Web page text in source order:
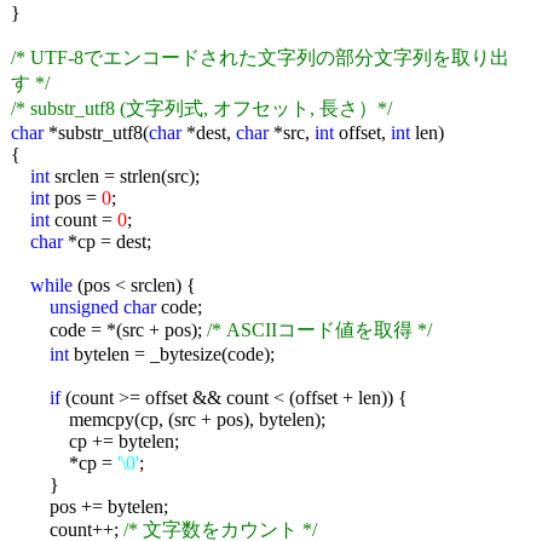
}
/* UTF-8でエンコードされた文字列の部分文字列を取り出
す */
/* substr_utf8 (文字列式, オフセット, 長さ）*/
char*substr_utf8(char*dest, char*src, intoffset, intlen)
{
intsrclen = strlen(src);
intpos = 0;
intcount = 0;
char*cp = dest;
while(pos < srclen) {
unsigned charcode;
code = *(src + pos); /* ASCIIコード値を取得 */
intbytelen = _bytesize(code);
if(count >= offset && count < (offset + len)) {
memcpy(cp, (src + pos), bytelen);
cp += bytelen;
*cp = '\0';
}
pos += bytelen;
count++; /* 文字数をカウント */